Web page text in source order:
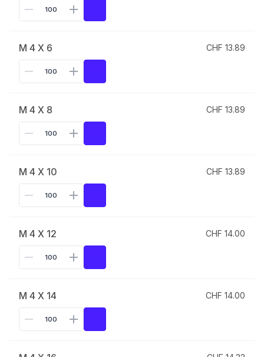
M 4 X 6 CHF 13.89
M 4 X 8 CHF 13.89
M 4 X 10 CHF 13.89
M 4 X 12 CHF 14.00
M 4 X 14 CHF 14.00